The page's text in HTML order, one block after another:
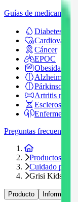
Guías de medicamentos
Diabetes
Cardiovascular
Cáncer
EPOC
Obesidad
Alzheimer
Párkinson
Artritis
Esclerosis
Enfermedad
Preguntas frecuentes
Inicio
Productos
Cuidado
Grisi Kids
Producto Información